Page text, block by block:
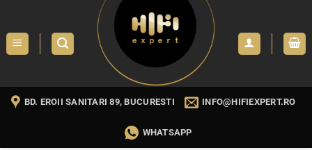
content
BD. EROII SANITARI 89, BUCURESTI INFO@HIFIEXPERT.RO
WHATSAPP